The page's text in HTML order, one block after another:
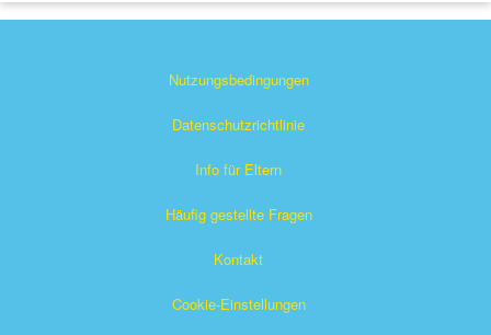
Nutzungsbedingungen
Datenschutzrichtlinie
Info für Eltern
Häufig gestellte Fragen
Kontakt
Cookie-Einstellungen